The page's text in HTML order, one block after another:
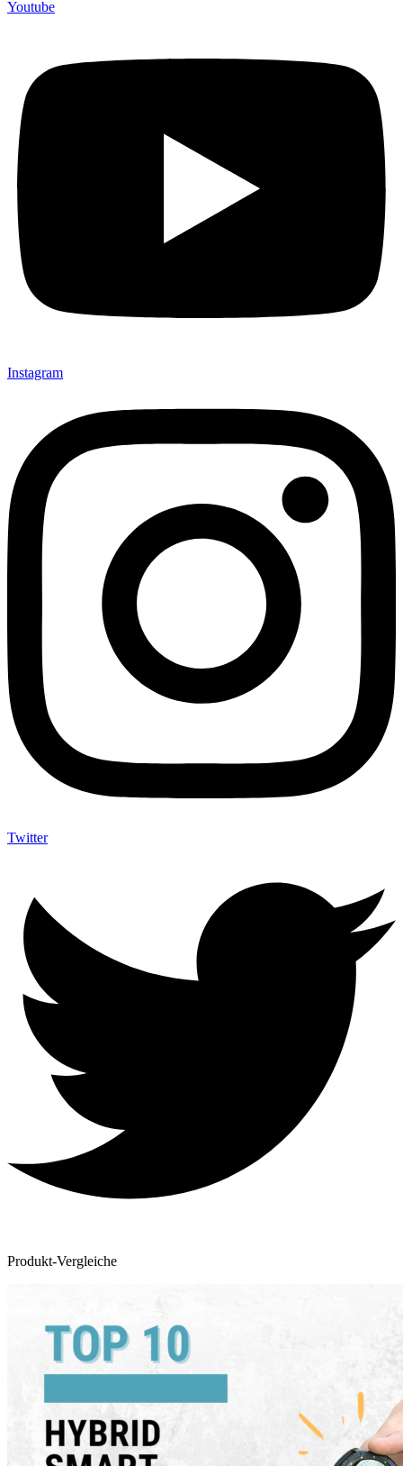
Youtube
Instagram
Twitter
Produkt-Vergleiche